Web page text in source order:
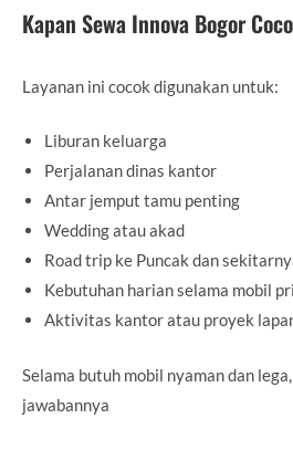
Kapan Sewa Innova Bogor
Layanan ini cocok digunakan untuk:
Liburan keluarga
Perjalanan dinas kantor
Antar jemput tamu penting
Wedding atau akad
Road trip ke Puncak dan
Kebutuhan harian selama mobil
Aktivitas kantor atau proyek
Selama butuh mobil nyaman dan
jawabannya